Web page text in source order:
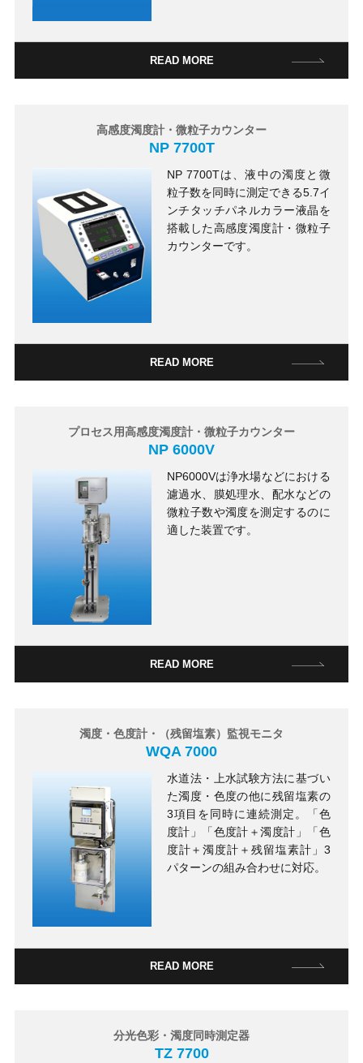
READ MORE
高感度濁度計・微粒子カウンター
NP 7700T
NP 7700Tは、液中の濁度と微
粒子数を同時に測定できる5.7イ
ンチタッチパネルカラー液晶を
搭載した高感度濁度計・微粒子
カウンターです。
READ MORE
プロセス用高感度濁度計・微粒子カウンター
NP 6000V
NP6000Vは浄水場などにおける
濾過水、膜処理水、配水などの
微粒子数や濁度を測定するのに
適した装置です。
READ MORE
濁度・色度計・（残留塩素）監視モニタ
WQA 7000
水道法・上水試験方法に基づい
た濁度・色度の他に残留塩素の
3項目を同時に連続測定。「色
度計」「色度計＋濁度計」「色
度計＋濁度計＋残留塩素計」3
パターンの組み合わせに対応。
READ MORE
分光色彩・濁度同時測定器
TZ 7700